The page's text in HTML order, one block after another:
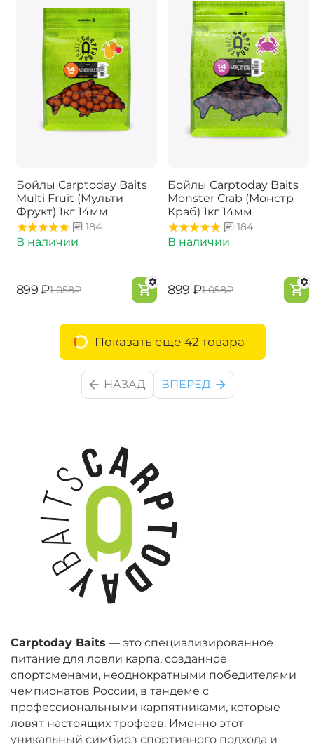
Carptoday Baits — это специализированное
питание для ловли карпа, созданное
спортсменами, неоднократными победителями
чемпионатов России, в тандеме с
профессиональными карпятниками, которые
ловят настоящих трофеев. Именно этот
уникальный симбиоз спортивного подхода и
Бойлы Carptoday Baits
Multi Fruit (Мульти
Фрукт) 1кг 14мм
184
В наличии
‍899‍ ₽‍1 058‍₽
Бойлы Carptoday Baits
Monster Crab (Монстр
Краб) 1кг 14мм
184
В наличии
‍899‍ ₽‍1 058‍₽
Показать еще 42 товара
НАЗАД ВПЕРЕД